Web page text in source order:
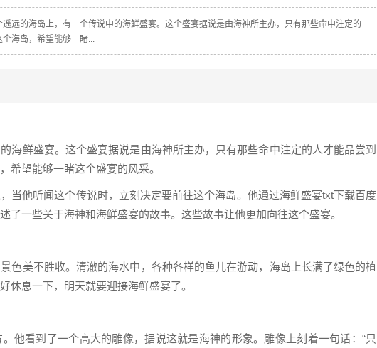
远的海岛上，有一个传说中的海鲜盛宴。这个盛宴据说是由海神所主办，只有那些命中注定的
海岛，希望能够一睹...
海鲜盛宴。这个盛宴据说是由海神所主办，只有那些命中注定的人才能品尝到
希望能够一睹这个盛宴的风采。
当他听闻这个传说时，立刻决定要前往这个海岛。他通过海鲜盛宴txt下载百度
了一些关于海神和海鲜盛宴的故事。这些故事让他更加向往这个盛宴。
色美不胜收。清澈的海水中，各种各样的鱼儿在游动，海岛上长满了绿色的植
休息一下，明天就要迎接海鲜盛宴了。
他看到了一个高大的雕像，据说这就是海神的形象。雕像上刻着一句话：“只